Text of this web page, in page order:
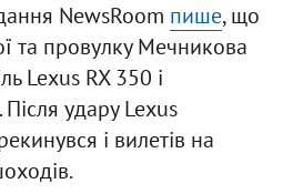
NewsRoom пише, що
та провулку Мечникова
Lexus RX 350 і
удару Lexus
і вилетів на